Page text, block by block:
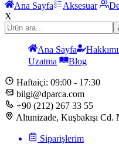
Ana Sayfa
Aksesuar
X
Ana Sayfa
Uzatma
Blog
Haftaiçi: 09:00 - 17:30
bilgi@dparca.com
+90 (212) 267 33 55
Altunizade, Kuşbakışı
Siparişlerim